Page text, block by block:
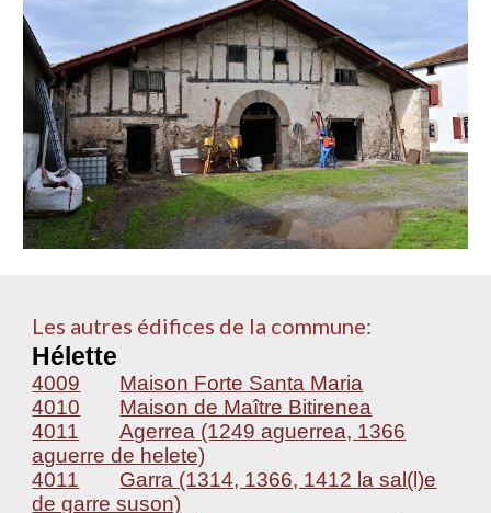
Les autres édifices de la commune:
Hélette
4009
Maison Forte Santa Maria
4010
Maison de Maître Bitirenea
4011
Agerrea (1249 aguerrea, 1366
aguerre de helete)
4011
Garra (1314, 1366, 1412 la sal(l)e
de garre suson)